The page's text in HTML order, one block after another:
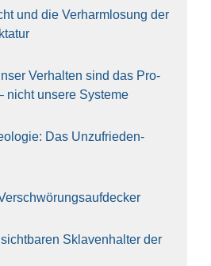
und die Ver­harm­lo­sung der
Ver­hal­ten sind das Pro­
nicht unse­re Sys‍te‍me
Das Unzufrieden­
Skla­ven­hal­ter der